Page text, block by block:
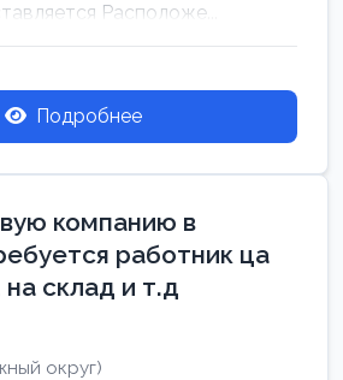
Расположе...
Подробнее
компанию в
работник ца
на склад и т.д
округ)